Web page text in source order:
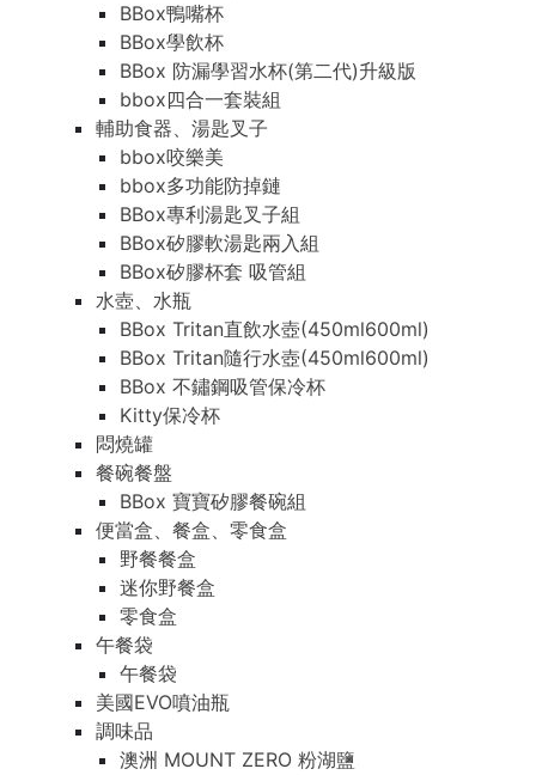
BBox鴨嘴杯
BBox學飲杯
BBox 防漏學習水杯(第二代)升級版
bbox四合一套裝組
輔助食器、湯匙叉子
bbox咬樂美
bbox多功能防掉鏈
BBox專利湯匙叉子組
BBox矽膠軟湯匙兩入組
BBox矽膠杯套 吸管組
水壺、水瓶
BBox Tritan直飲水壺(450ml600ml)
BBox Tritan隨行水壺(450ml600ml)
BBox 不鏽鋼吸管保冷杯
Kitty保冷杯
悶燒罐
餐碗餐盤
BBox 寶寶矽膠餐碗組
便當盒、餐盒、零食盒
野餐餐盒
迷你野餐盒
零食盒
午餐袋
午餐袋
美國EVO噴油瓶
調味品
澳洲 MOUNT ZERO 粉湖鹽